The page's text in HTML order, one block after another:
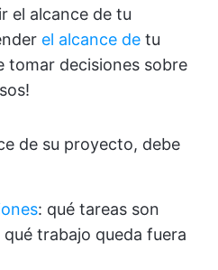
el alcance de tu
el alcance de tu
tomar decisiones sobre
de su proyecto, debe
: qué tareas son
trabajo queda fuera